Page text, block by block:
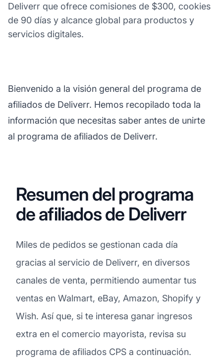
Deliverr que ofrece comisiones de $300, cookies
de 90 días y alcance global para productos y
servicios digitales.
Bienvenido a la visión general del programa de
afiliados de Deliverr. Hemos recopilado toda la
información que necesitas saber antes de unirte
al programa de afiliados de Deliverr.
Resumen del programa
de afiliados de Deliverr
Miles de pedidos se gestionan cada día
gracias al servicio de Deliverr, en diversos
canales de venta, permitiendo aumentar tus
ventas en Walmart, eBay, Amazon, Shopify y
Wish. Así que, si te interesa ganar ingresos
extra en el comercio mayorista, revisa su
programa de afiliados CPS a continuación.